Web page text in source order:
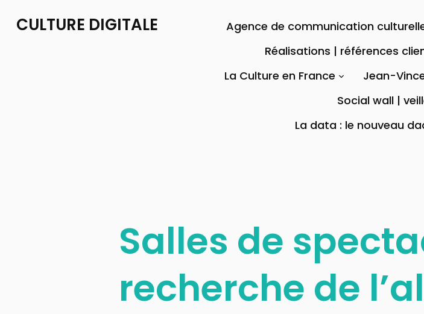
CULTURE DIGITALE Agence de communication
Réalisations | références
La Culture en France
Jean-
Social wall |
La data : le nouveau
Salles de
recherche de